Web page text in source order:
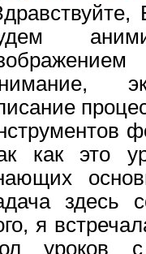
как это
здесь
я
уроков